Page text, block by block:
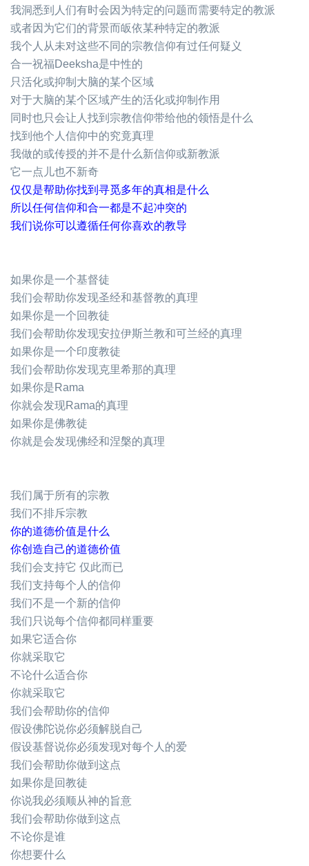
我洞悉到人们有时会因为特定的问题而需要特定的教派
或者因为它们的背景而皈依某种特定的教派
我个人从未对这些不同的宗教信仰有过任何疑义
合一祝福Deeksha是中性的
只活化或抑制大脑的某个区域
对于大脑的某个区域产生的活化或抑制作用
同时也只会让人找到宗教信仰带给他的领悟是什么
找到他个人信仰中的究竟真理
我做的或传授的并不是什么新信仰或新教派
它一点儿也不新奇
仅仅是帮助你找到寻觅多年的真相是什么
所以任何信仰和合一都是不起冲突的
我们说你可以遵循任何你喜欢的教导
如果你是一个基督徒
我们会帮助你发现圣经和基督教的真理
如果你是一个回教徒
我们会帮助你发现安拉伊斯兰教和可兰经的真理
如果你是一个印度教徒
我们会帮助你发现克里希那的真理
如果你是Rama
你就会发现Rama的真理
如果你是佛教徒
你就是会发现佛经和涅槃的真理
我们属于所有的宗教
我们不排斥宗教
你的道德价值是什么
你创造自己的道德价值
我们会支持它 仅此而已
我们支持每个人的信仰
我们不是一个新的信仰
我们只说每个信仰都同样重要
如果它适合你
你就采取它
不论什么适合你
你就采取它
我们会帮助你的信仰
假设佛陀说你必须解脱自己
假设基督说你必须发现对每个人的爱
我们会帮助你做到这点
如果你是回教徒
你说我必须顺从神的旨意
我们会帮助你做到这点
不论你是谁
你想要什么